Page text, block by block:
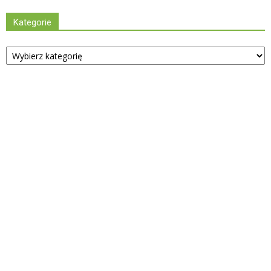
Kategorie
Kategorie